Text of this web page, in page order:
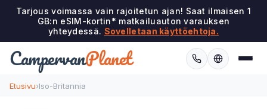
Tarjous voimassa vain rajoitetun ajan! Saat ilmaisen 1
GB:n eSIM-kortin* matkailuauton varauksen
yhteydessä. Sovelletaan käyttöehtoja.
CampervanPlanet
Etusivu›Iso-Britannia